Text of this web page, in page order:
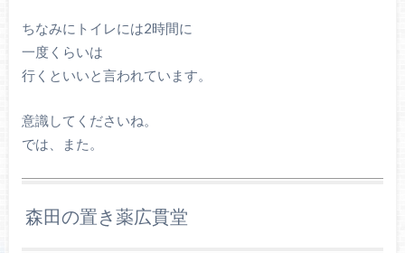
ちなみにトイレには2時間に
一度くらいは
行くといいと言われています。
意識してくださいね。
では、また。
森田の置き薬広貫堂